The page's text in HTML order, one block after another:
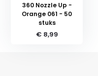
360 Nozzle Up -
Orange 061 - 50
stuks
€ 8,99